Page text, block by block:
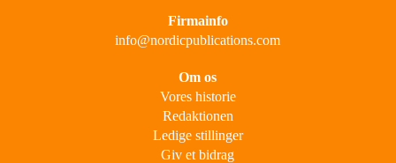
Firmainfo
info@nordicpublications.com
Om os
Vores historie
Redaktionen
Ledige stillinger
Giv et bidrag